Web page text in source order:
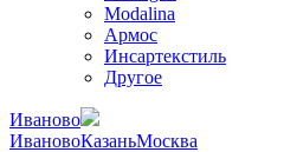
Modalina
Армос
Инсартекстиль
Другое
Иваново
ИвановоКазаньМосква